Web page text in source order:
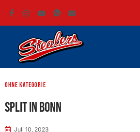
ohne Kategorie
Split in Bonn
Juli 10, 2023